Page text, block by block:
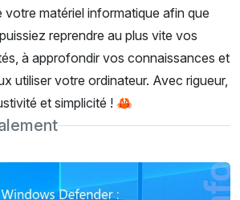
votre matériel informatique afin que
reprendre au plus vite vos
à approfondir vos connaissances et
utiliser votre ordinateur. Avec rigueur,
et simplicité ! 🦀